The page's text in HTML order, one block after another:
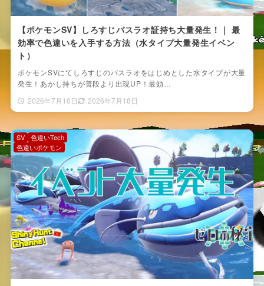
【ポケモンSV】しろすじバスラオ証持ち大量発生！｜ 最
効率で色違いを入手する方法（水タイプ大量発生イベン
ト）
ポケモンSVにてしろすじのバスラオをはじめとした水タイプが大量
発生！あかし持ちが普段より出現UP！最効…
2026年7月10日
2026年7月18日
SV
色違いTech
色違いポケモン